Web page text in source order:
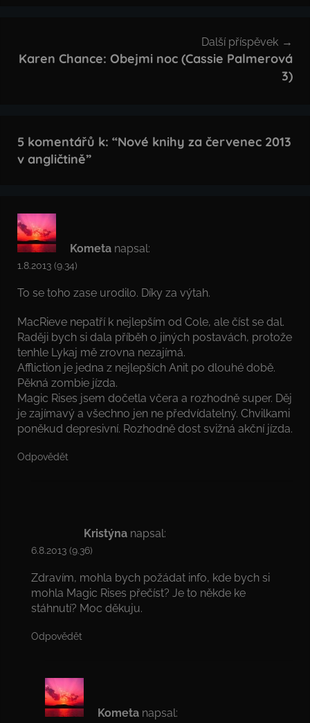
Další příspěvek
Karen Chance: Obejmi noc (Cassie Palmerová
3)
5 komentářů k: “Nové knihy za červenec 2013
v angličtině”
Kometa napsal:
1.8.2013 (9.34)
To se toho zase urodilo. Díky za výtah.
MacRieve nepatří k nejlepším od Cole, ale číst se dal.
Raději bych si dala příběh o jiných postavách, protože
tenhle Lykaj mě zrovna nezajímá.
Affliction je jedna z nejlepších Anit po dlouhé době.
Pěkná zombie jízda.
Magic Rises jsem dočetla včera a rozhodně super. Děj
je zajímavý a všechno jen ne předvídatelný. Chvilkami
poněkud depresivní. Rozhodně dost svižná akční jízda.
Odpovědět
Kristýna napsal:
6.8.2013 (9.36)
Zdravím, mohla bych požádat info, kde bych si
mohla Magic Rises přečíst? Je to někde ke
stáhnutí? Moc děkuju.
Odpovědět
Kometa napsal: